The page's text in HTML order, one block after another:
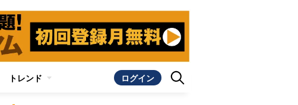
トレンド ログイン